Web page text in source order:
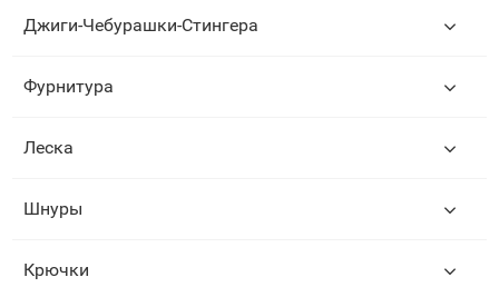
Джиги-Чебурашки-Стингера
Фурнитура
Леска
Шнуры
Крючки